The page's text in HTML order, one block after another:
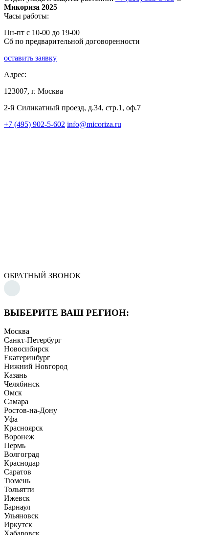
Микориза 2025
Часы работы:
Пн-пт с 10-00 до 19-00
Сб по предварительной договоренности
оставить заявку
Адрес:
123007, г. Москва
2-й Силикатный проезд, д.34, стр.1, оф.7
+7 (495) 902-5-602 info@micoriza.ru
ОБРАТНЫЙ ЗВОНОК
ВЫБЕРИТЕ ВАШ РЕГИОН:
Москва
Санкт-Петербург
Новосибирск
Екатеринбург
Нижний Новгород
Казань
Челябинск
Омск
Самара
Ростов-на-Дону
Уфа
Красноярск
Воронеж
Пермь
Волгоград
Краснодар
Саратов
Тюмень
Тольятти
Ижевск
Барнаул
Ульяновск
Иркутск